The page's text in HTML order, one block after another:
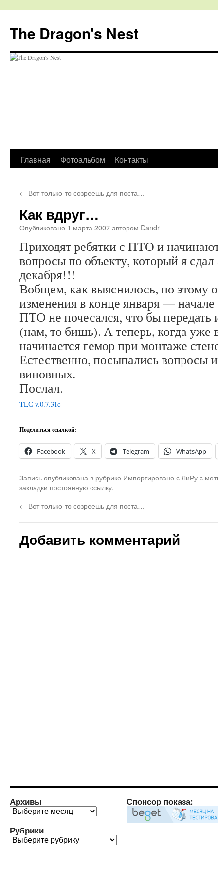
The Dragon's Nest
Перейти
содержимому
Главная Фотоальбом Контакты
← Вот только-то созреешь для поста…
Как вдруг…
Опубликовано 1 марта 2007автором Dandr
Приходят ребятки с ПТО и
вопросы по объекту, который я
декабря!!!
Вобщем, как выяснилось, по этому
изменения в конце января —
ПТО не почесался, что бы
(нам, то бишь). А теперь, когда уже
начинается гемор при монтаже
Естественно, посыпались вопросы
виновных.
Послал.
TLС v.0.7.31c
Поделиться ссылкой:
Facebook X Telegram WhatsApp
Запись опубликована в рубрике Импортировано с ЛиРус
закладки постоянную ссылку.
← Вот только-то созреешь для поста…
Добавить комментарий
Архивы
Архивы
Рубрики
Рубрики
Спонсор показа: